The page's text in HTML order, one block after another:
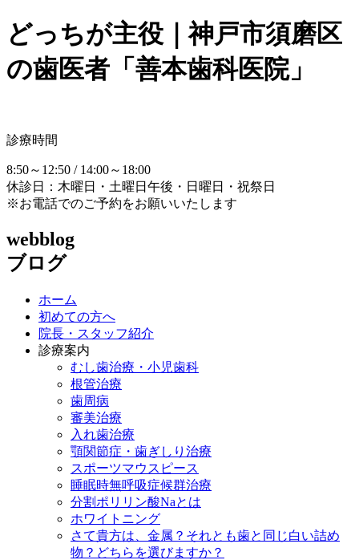
どっちが主役｜神戸市須磨区
の歯医者「善本歯科医院」
診療時間
8:50～12:50 / 14:00～18:00
休診日：木曜日・土曜日午後・日曜日・祝祭日
※お電話でのご予約をお願いいたします
webblog
ブログ
ホーム
初めての方へ
院長・スタッフ紹介
診療案内
むし歯治療・小児歯科
根管治療
歯周病
審美治療
入れ歯治療
顎関節症・歯ぎしり治療
スポーツマウスピース
睡眠時無呼吸症候群治療
分割ポリリン酸Naとは
ホワイトニング
さて貴方は、金属？それとも歯と同じ白い詰め
物？どちらを選びますか？